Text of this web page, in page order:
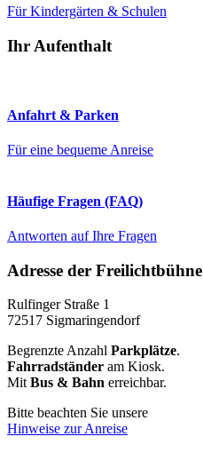
Für Kindergärten & Schulen
Ihr Aufenthalt
Anfahrt & Parken
Für eine bequeme Anreise
Häufige Fragen (FAQ)
Antworten auf Ihre Fragen
Adresse der Freilichtbühne
Rulfinger Straße 1
72517 Sigmaringendorf
Begrenzte Anzahl Parkplätze.
Fahrradständer am Kiosk.
Mit Bus & Bahn erreichbar.
Bitte beachten Sie unsere
Hinweise zur Anreise